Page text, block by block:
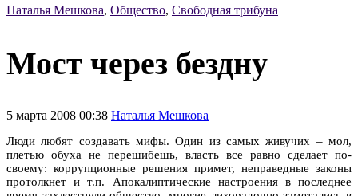
Наталья Мешкова, Общество, Свободная трибуна
Мост через бездну
5 марта 2008 00:38 Наталья Мешкова
Люди любят создавать мифы. Один из самых живучих – мол,
плетью обуха не перешибешь, власть все равно сделает по-
своему: коррупционные решения примет, неправедные законы
протолкнет и т.п. Апокалиптические настроения в последнее